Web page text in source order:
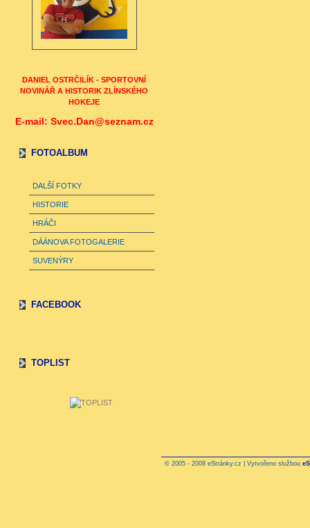
DANIEL OSTRČILÍK - SPORTOVNÍ
NOVINÁŘ A HISTORIK ZLÍNSKÉHO
HOKEJE
E-mail: Svec.Dan@seznam.cz
FOTOALBUM
DALŠÍ FOTKY
HISTORIE
HRÁČI
DÁÁNOVA FOTOGALERIE
SUVENÝRY
FACEBOOK
TOPLIST
© 2005 - 2008 eStránky.cz | Vytvořeno službou